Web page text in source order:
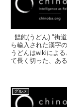
饂飩(うどん) "街
ら輸入された漢字
うどんはwikiによ
て長く切った、ある
グルメ